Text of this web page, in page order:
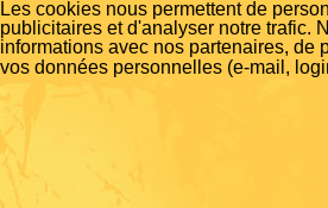
Les cookies nous permettent de
publicitaires et d'analyser notre trafic.
informations avec nos partenaires, de
vos données personnelles (e-mail,